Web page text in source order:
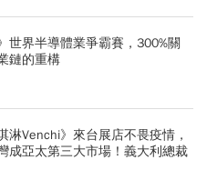
世界半導體業爭霸賽，300%關
鏈的重構
淋Venchi》來台展店不畏疫情，
成亞太第三大市場！義大利總裁